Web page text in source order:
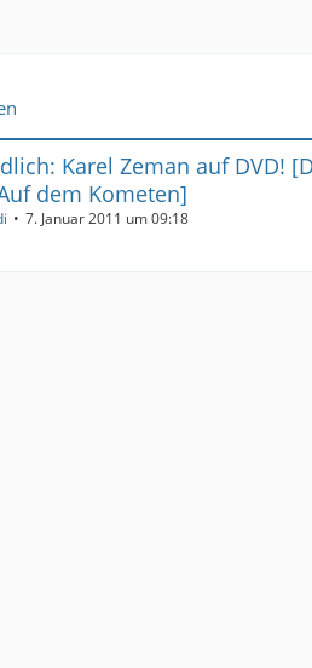
Karel Zeman auf DVD!
dem Kometen]
7. Januar 2011 um 09:18